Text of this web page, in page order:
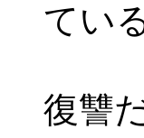
てい
復讐